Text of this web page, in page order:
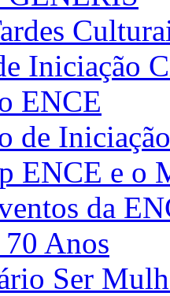
Iniciação
ENCE
de
ENCE e o
da
Anos
Ser